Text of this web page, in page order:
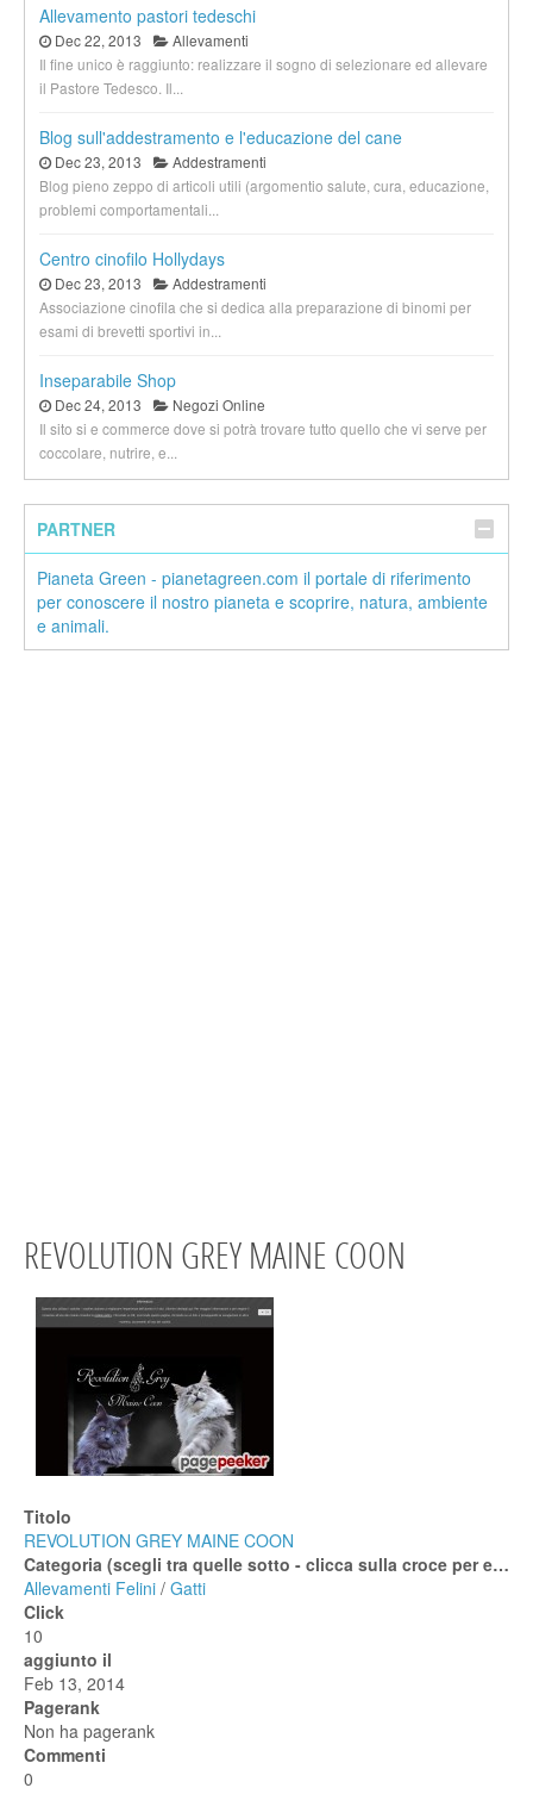
Allevamento pastori tedeschi
Dec 22, 2013
Allevamenti
Il fine unico è raggiunto: realizzare il sogno di selezionare ed allevare
il Pastore Tedesco. Il...
Blog sull'addestramento e l'educazione del cane
Dec 23, 2013
Addestramenti
Blog pieno zeppo di articoli utili (argomentio salute, cura, educazione,
problemi comportamentali...
Centro cinofilo Hollydays
Dec 23, 2013
Addestramenti
Associazione cinofila che si dedica alla preparazione di binomi per
esami di brevetti sportivi in...
Inseparabile Shop
Dec 24, 2013
Negozi Online
Il sito si e commerce dove si potrà trovare tutto quello che vi serve per
coccolare, nutrire, e...
PARTNER
Pianeta Green - pianetagreen.com il portale di riferimento
per conoscere il nostro pianeta e scoprire, natura, ambiente
e animali.
REVOLUTION GREY MAINE COON
Titolo
REVOLUTION GREY MAINE COON
Categoria (scegli tra quelle sotto - clicca sulla croce per espanderle)
Allevamenti Felini / Gatti
Click
10
aggiunto il
Feb 13, 2014
Pagerank
Non ha pagerank
Commenti
0